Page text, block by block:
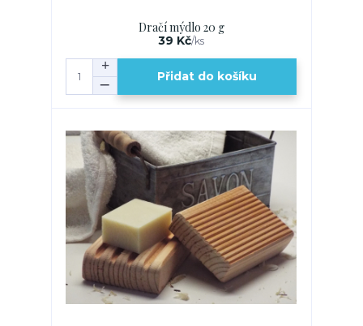
Dračí mýdlo 20 g
39 Kč/ks
Přidat do košíku